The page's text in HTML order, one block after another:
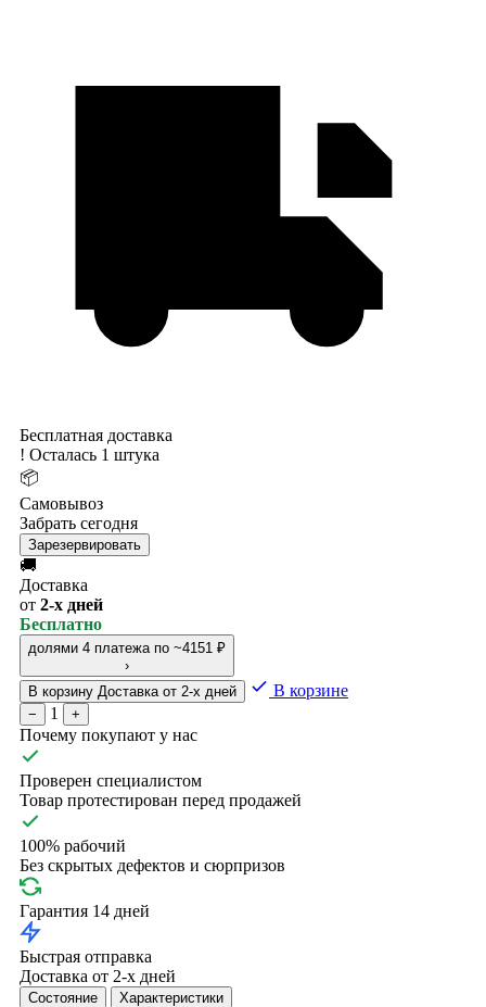
Бесплатная доставка
! Осталась 1 штука
📦
Самовывоз
Забрать сегодня
Зарезервировать
🚚
Доставка
от 2-х дней
Бесплатно
долями 4 платежа по ~4151 ₽
›
В корзину Доставка от 2-х дней В корзине
− 1 +
Почему покупают у нас
Проверен специалистом
Товар протестирован перед продажей
100% рабочий
Без скрытых дефектов и сюрпризов
Гарантия 14 дней
Быстрая отправка
Доставка от 2-х дней
Состояние Характеристики